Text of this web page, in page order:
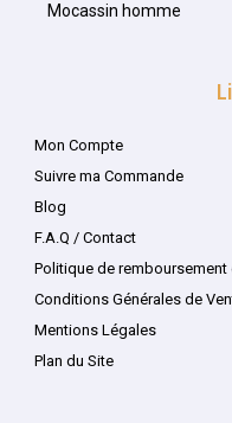
Mocassin homme
Mon Compte
Suivre ma Commande
Blog
F.A.Q / Contact
Politique de remboursement
Conditions Générales de
Mentions Légales
Plan du Site